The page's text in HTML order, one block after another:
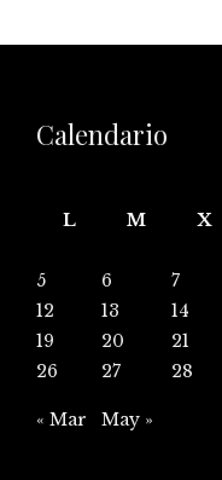
Calendario
L
M X
5
6 7
12
13 14
19
20 21
26
27 28
« Mar May »